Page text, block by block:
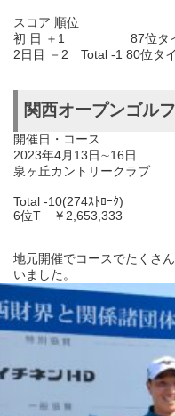
スコア 順位
初 日 ＋1 87位タ
2日目 －2 Total -1 80位タ
関西オープンゴル
開催日・コース
2023年4月13日∼16日
泉ヶ丘カントリークラブ
Total -10(274ｽﾄﾛｰｸ)
6位T ￥2,653,333
地元開催でコースでたくさ
いました。